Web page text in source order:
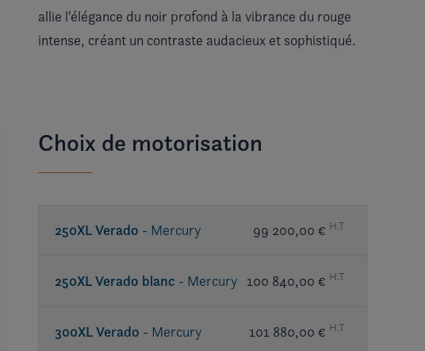
allie l'élégance du noir profond à la vibrance du rouge
intense, créant un contraste audacieux et sophistiqué.
Choix de motorisation
250XL Verado - Mercury 99 200,00 € H.T
250XL Verado blanc - Mercury 100 840,00 € H.T
300XL Verado - Mercury 101 880,00 € H.T